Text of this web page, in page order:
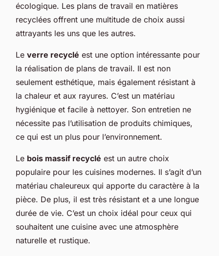
écologique. Les plans de travail en matières
recyclées offrent une multitude de choix aussi
attrayants les uns que les autres.
Le verre recyclé est une option intéressante pour
la réalisation de plans de travail. Il est non
seulement esthétique, mais également résistant à
la chaleur et aux rayures. C’est un matériau
hygiénique et facile à nettoyer. Son entretien ne
nécessite pas l’utilisation de produits chimiques,
ce qui est un plus pour l’environnement.
Le bois massif recyclé est un autre choix
populaire pour les cuisines modernes. Il s’agit d’un
matériau chaleureux qui apporte du caractère à la
pièce. De plus, il est très résistant et a une longue
durée de vie. C’est un choix idéal pour ceux qui
souhaitent une cuisine avec une atmosphère
naturelle et rustique.